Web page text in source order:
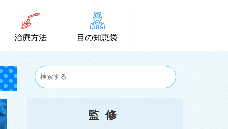
治療方法 目の知恵袋
監修